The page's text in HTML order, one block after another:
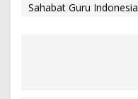
Sahabat Guru Indonesia